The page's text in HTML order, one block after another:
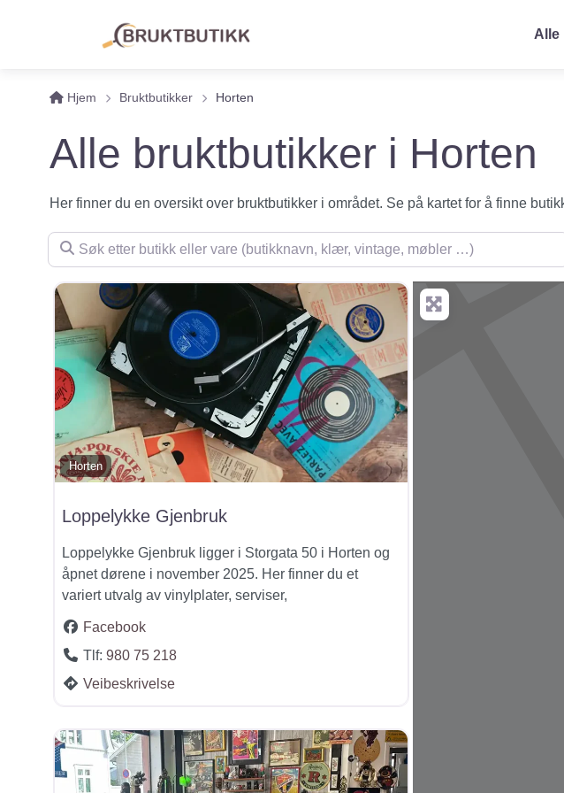
Alle
Hjem Bruktbutikker Horten
Alle bruktbutikker i Horten
Her finner du en oversikt over bruktbutikker i området. Se på kartet for å finne
Søk etter butikk eller vare (butikknavn, klær, vintage, møbler …)
Horten
Loppelykke Gjenbruk
Loppelykke Gjenbruk ligger i Storgata 50 i Horten og
åpnet dørene i november 2025. Her finner du et
variert utvalg av vinylplater, serviser,
Facebook
Tlf: 980 75 218
Veibeskrivelse